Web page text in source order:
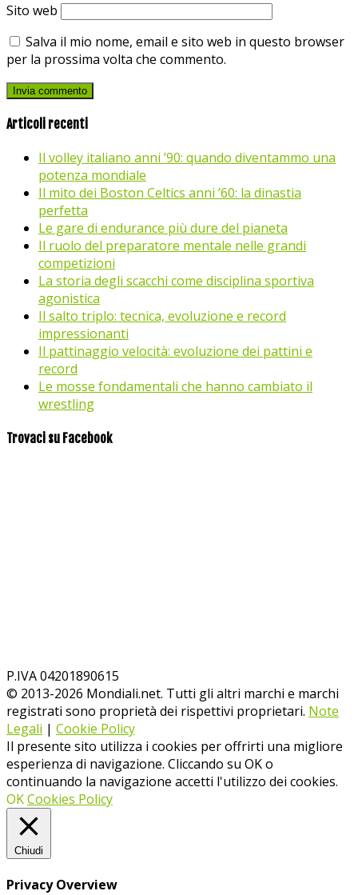
Sito web
Salva il mio nome, email e sito web in questo browser
per la prossima volta che commento.
Articoli recenti
Il volley italiano anni ’90: quando diventammo una
potenza mondiale
Il mito dei Boston Celtics anni ’60: la dinastia
perfetta
Le gare di endurance più dure del pianeta
Il ruolo del preparatore mentale nelle grandi
competizioni
La storia degli scacchi come disciplina sportiva
agonistica
Il salto triplo: tecnica, evoluzione e record
impressionanti
Il pattinaggio velocità: evoluzione dei pattini e
record
Le mosse fondamentali che hanno cambiato il
wrestling
Trovaci su Facebook
P.IVA 04201890615
© 2013-2026 Mondiali.net. Tutti gli altri marchi e marchi
registrati sono proprietà dei rispettivi proprietari. Note
Legali | Cookie Policy
Il presente sito utilizza i cookies per offrirti una migliore
esperienza di navigazione. Cliccando su OK o
continuando la navigazione accetti l'utilizzo dei cookies.
OKCookies Policy
Chiudi
Privacy Overview